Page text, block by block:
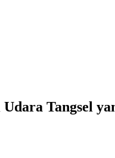
Tangsel